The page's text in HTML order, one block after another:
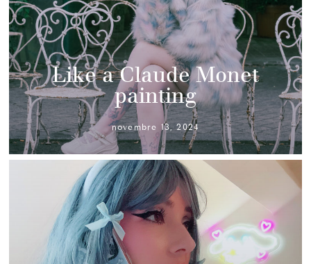
Like a Claude Monet
painting
novembre 13, 2024